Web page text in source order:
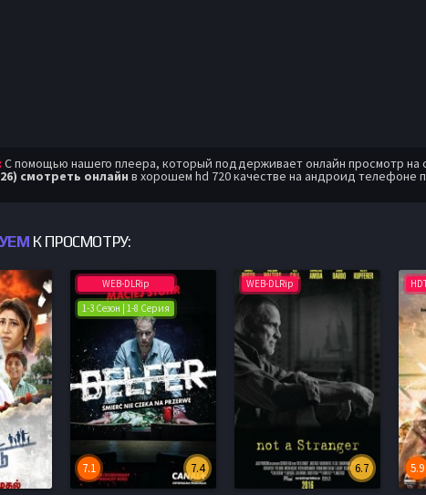
С помощью нашего плеера, который поддерживает онлайн просмотр на
смотреть онлайн в хорошем hd 720 качестве на андроид телефоне
К ПРОСМОТРУ:
WEB-DLRip
1-3 Сезон | 1-8 Серия
7.4
7.1
WEB-DLRip
6.7 5.9